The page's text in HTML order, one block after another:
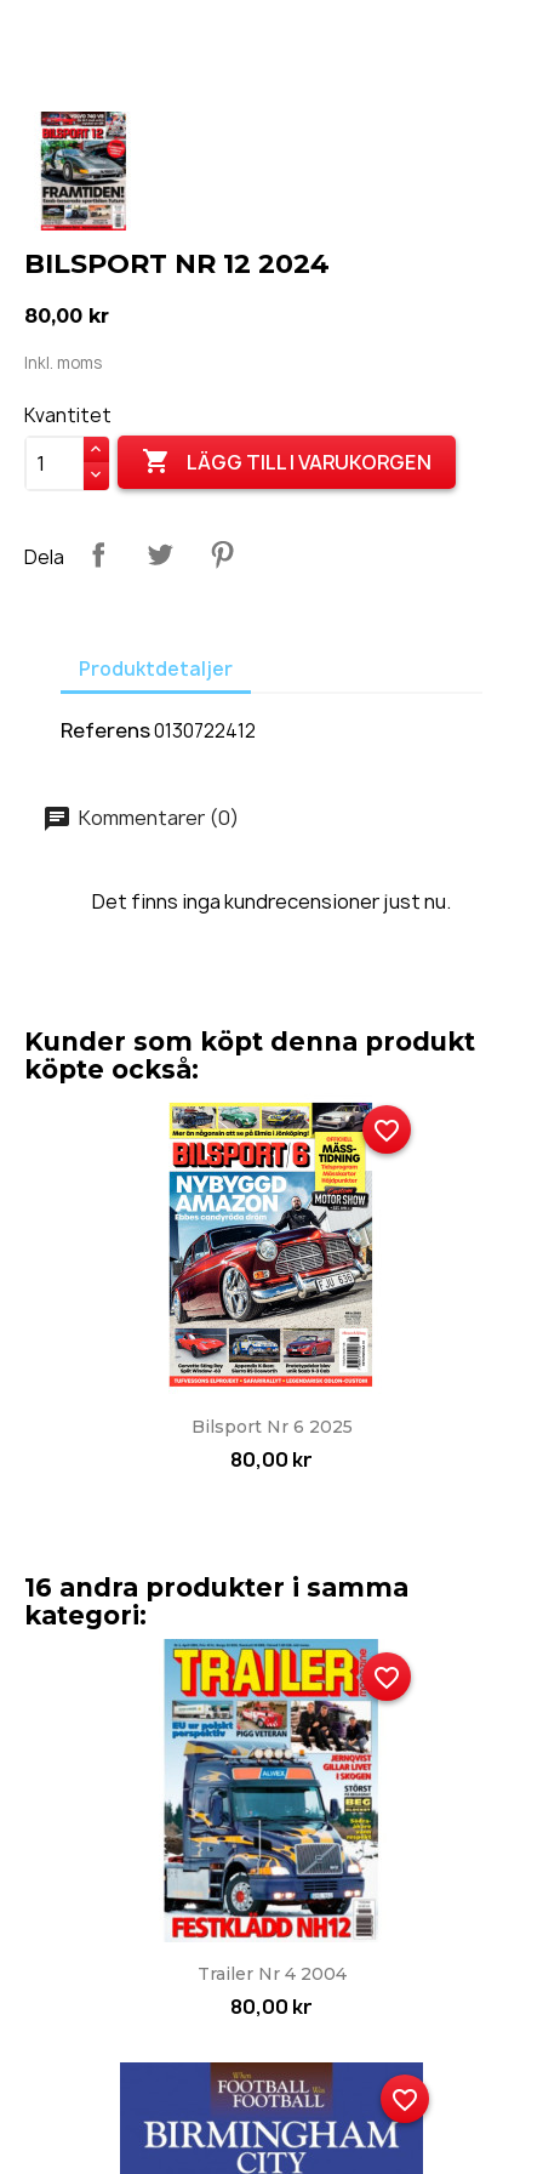
BILSPORT NR 12 2024
80,00 kr
Inkl. moms
Kvantitet
 LÄGG TILL I VARUKORGEN
Dela
Produktdetaljer
Referens0130722412
Kommentarer (0)
Det finns inga kundrecensioner just nu.
Kunder som köpt denna produkt
köpte också:
Bilsport Nr 6 2025
80,00 kr
favorite_border
16 andra produkter i samma
kategori:
Trailer Nr 4 2004
80,00 kr
favorite_border
favorite_border